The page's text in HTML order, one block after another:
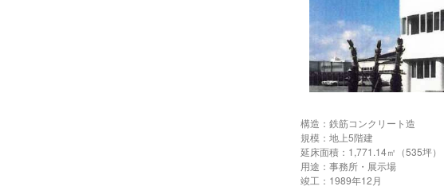
構造：鉄筋コンクリート造
規模：地上5階建
延床面積：1,771.14㎡（535坪）
用途：事務所・展示場
竣工：1989年12月